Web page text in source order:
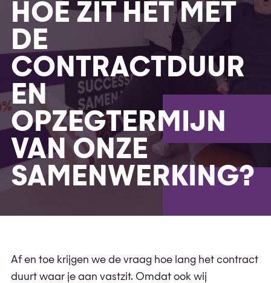
HOE ZIT HET MET
DE
CONTRACTDUUR
EN
OPZEGTERMIJN
VAN ONZE
SAMENWERKING?
Af en toe krijgen we de vraag hoe lang het contract
duurt waar je aan vastzit. Omdat ook wij